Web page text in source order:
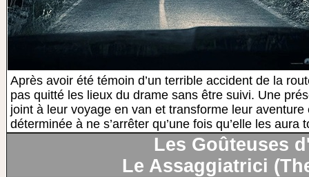
Après avoir été témoin d’un terrible accident de la
pas quitté les lieux du drame sans être suivi. Une
joint à leur voyage en van et transforme leur
déterminée à ne s’arrêter qu’une fois qu’elle les
Les Goûteuses
Le Assaggiatrici